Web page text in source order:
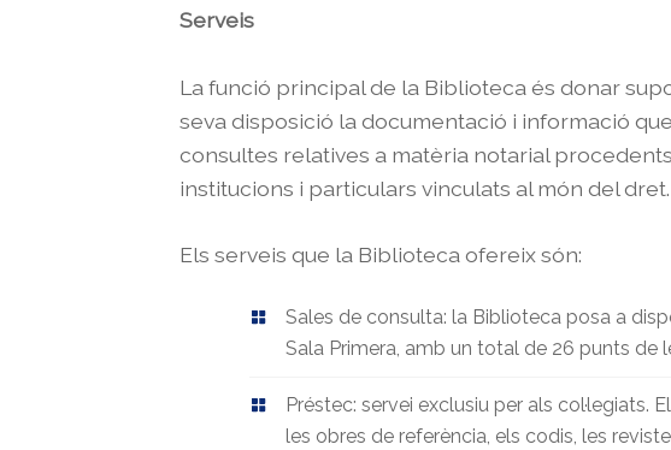
Serveis
La funció principal de la Biblioteca és donar
seva disposició la documentació i informació
consultes relatives a matèria notarial procedents
institucions i particulars vinculats al món del dret.
Els serveis que la Biblioteca ofereix són:
Sales de consulta: la Biblioteca posa a
Sala Primera, amb un total de 26 punts de
Préstec: servei exclusiu per als col·legiats.
les obres de referència, els codis, les